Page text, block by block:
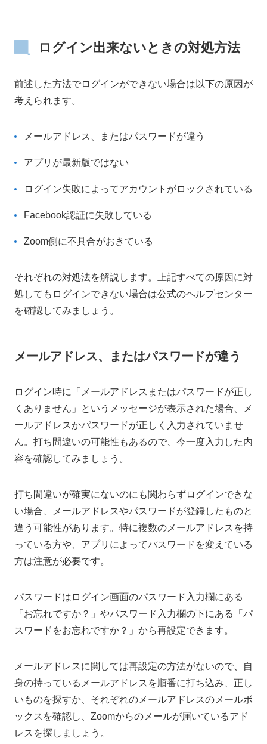
ログイン出来ないときの対処方法
前述した方法でログインができない場合は以下の原因が
考えられます。
メールアドレス、またはパスワードが違う
アプリが最新版ではない
ログイン失敗によってアカウントがロックされている
Facebook認証に失敗している
Zoom側に不具合がおきている
それぞれの対処法を解説します。上記すべての原因に対
処してもログインできない場合は公式のヘルプセンター
を確認してみましょう。
メールアドレス、またはパスワードが違う
ログイン時に「メールアドレスまたはパスワードが正し
くありません」というメッセージが表示された場合、メ
ールアドレスかパスワードが正しく入力されていませ
ん。打ち間違いの可能性もあるので、今一度入力した内
容を確認してみましょう。
打ち間違いが確実にないのにも関わらずログインできな
い場合、メールアドレスやパスワードが登録したものと
違う可能性があります。特に複数のメールアドレスを持
っている方や、アプリによってパスワードを変えている
方は注意が必要です。
パスワードはログイン画面のパスワード入力欄にある
「お忘れですか？」やパスワード入力欄の下にある「パ
スワードをお忘れですか？」から再設定できます。
メールアドレスに関しては再設定の方法がないので、自
身の持っているメールアドレスを順番に打ち込み、正し
いものを探すか、それぞれのメールアドレスのメールボ
ックスを確認し、Zoomからのメールが届いているアド
レスを探しましょう。